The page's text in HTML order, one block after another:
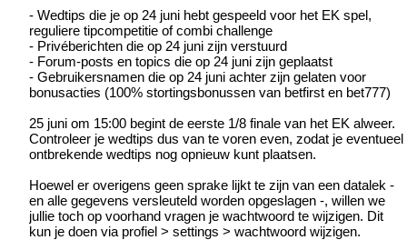
- Wedtips die je op 24 juni hebt gespeeld voor het EK spel,
reguliere tipcompetitie of combi challenge
- Privéberichten die op 24 juni zijn verstuurd
- Forum-posts en topics die op 24 juni zijn geplaatst
- Gebruikersnamen die op 24 juni achter zijn gelaten voor
bonusacties (100% stortingsbonussen van betfirst en bet777)
25 juni om 15:00 begint de eerste 1/8 finale van het EK alweer.
Controleer je wedtips dus van te voren even, zodat je eventueel
ontbrekende wedtips nog opnieuw kunt plaatsen.
Hoewel er overigens geen sprake lijkt te zijn van een datalek -
en alle gegevens versleuteld worden opgeslagen -, willen we
jullie toch op voorhand vragen je wachtwoord te wijzigen. Dit
kun je doen via profiel > settings > wachtwoord wijzigen.